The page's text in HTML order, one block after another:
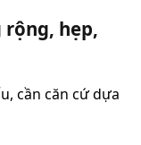
hẹp,
cần căn cứ dựa